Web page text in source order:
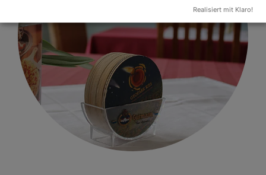
Realisiert mit Klaro!